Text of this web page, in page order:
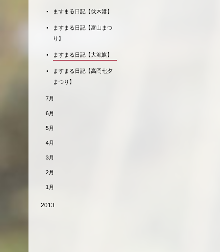
ますまる日記【伏木港】
ますまる日記【富山まつ
り】
ますまる日記【大漁旗】
ますまる日記【高岡七夕
まつり】
7月
6月
5月
4月
3月
2月
1月
2013